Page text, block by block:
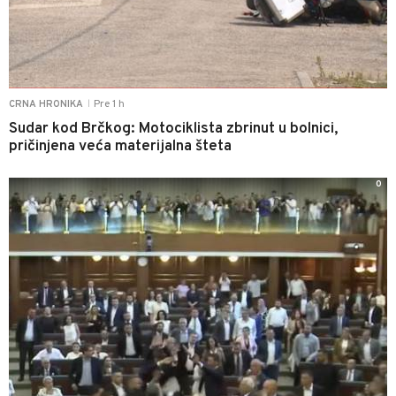
CRNA HRONIKA Pre 1 h
Sudar kod Brčkog: Motociklista zbrinut u bolnici,
pričinjena veća materijalna šteta
0